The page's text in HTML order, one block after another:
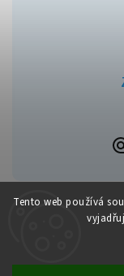
Tento web používá
Copyright